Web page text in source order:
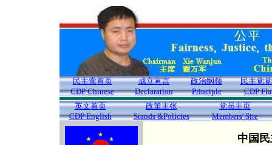
民主党首页
CDP Chinese
成立宣言
Declaration
政治纲领
Principle
民主党
CDP
英文首页
CDP English
政策主张
Stands &Policies
党员主页
Members' Site
中国